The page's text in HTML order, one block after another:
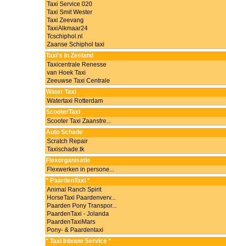
Taxi Service 020
Taxi Smit Wester
Taxi Zeevang
TaxiAlkmaar24
Tcschiphol.nl
Zaanse Schiphol taxi
Taxi's in Zeeland
Taxicentrale Renesse
van Hoek Taxi
Zeeuwse Taxi Centrale
Water Taxi
Watertaxi Rotterdam
ScooterTaxi
Scooter Taxi Zaanstre...
Auto Schade
Scratch Repair
Taxischade.tk
Flexorganisatie
Flexwerken in persone...
* PaardenTaxi *
Animal Ranch Spirit
HorseTaxi Paardenverv...
Paarden Pony Transpor...
PaardenTaxi - Jolanda
PaardenTaxiMars
Pony- & Paardentaxi
* Taxi Inbouw Service *